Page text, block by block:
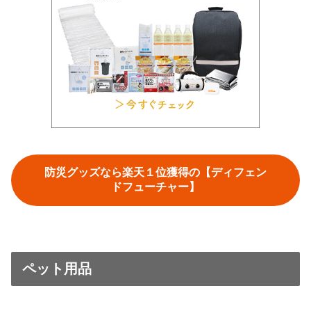
防災グッズなら楽天１位獲得の【ディフェン
ドフューチャー】
ペット用品